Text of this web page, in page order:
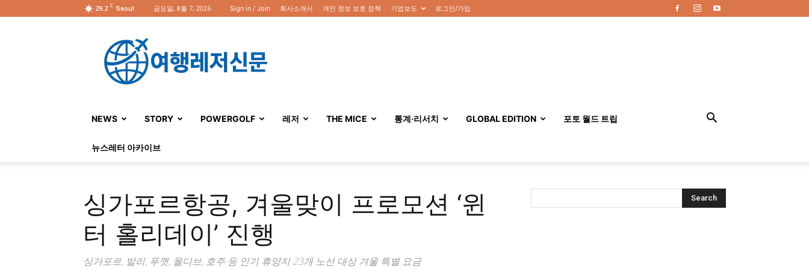
29.2 C Seoul 금요일, 8월 7, 2026 Sign in / Join 회사소개서 개인 정보 보호 정책 기업보도 로그인/가입
행
레
NEWS
STORY POWERGOLF 레저 THE MICE 통계·리서치 GLOBAL EDITION 포토 월드 트립
뉴스레터 아카이브
싱가포르항공, 겨울맞이 프로모션 ‘윈
터 홀리데이’ 진행
싱가포르, 발리, 푸껫, 몰디브, 호주 등 인기 휴양지 23개 노선 대상 겨울 특별 요금